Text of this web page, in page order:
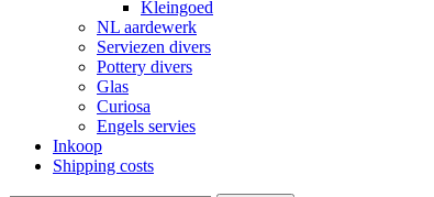
Kleingoed
NL aardewerk
Serviezen divers
Pottery divers
Glas
Curiosa
Engels servies
Inkoop
Shipping costs